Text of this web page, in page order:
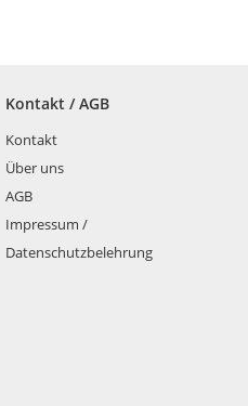
Kontakt / AGB
Kontakt
Über uns
AGB
Impressum /
Datenschutzbelehrung